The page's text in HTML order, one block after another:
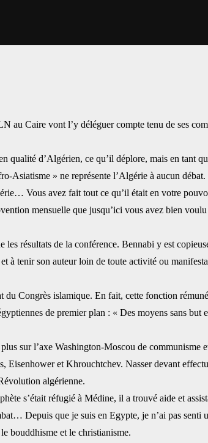
au Caire vont l’y déléguer compte tenu de ses
qualité d’Algérien, ce qu’il déplore, mais en ‎tant
Asiatisme » ne ‎représente l’Algérie à aucun débat.
Vous avez fait tout ce qu’il était en votre
mensuelle que jusqu’ici vous avez bien ‎voulu
résultats de la conférence. Bennabi y est
à tenir son auteur loin ‎de toute activité ou
Congrès islamique. En fait, cette fonction
de ‎premier plan : « Des moyens sans but
sur l’axe Washington-Moscou de ‎communisme
‎Eisenhower et Khrouchtchev. Nasser devant
algérienne.‎
s’était réfugié à Médine, il a trouvé aide et
‎Depuis que je suis en Egypte, je n’ai pas senti
bouddhisme et le christianisme.‎